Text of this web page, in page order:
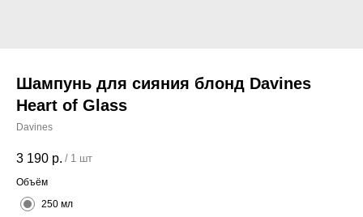
Шампунь для сияния блонд Davines
Heart of Glass
Davines
3 190 р. / 1 шт
Объём
250 мл